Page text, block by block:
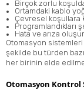
Birçok zorlu
Ortamdaki kablo
Çevresel koşullara
Programlandıkları
Hata ve arıza
Otomasyon sistemleri
şekilde bu türden
her birinin elde
Otomasyon Kontrol